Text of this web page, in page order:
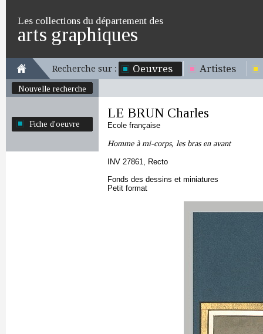
Les collections du département des
arts graphiques
Recherche sur : Oeuvres Artistes
Nouvelle recherche
Fiche d'oeuvre
LE BRUN Charles
Ecole française
Homme à mi-corps, les bras en avant
INV 27861, Recto
Fonds des dessins et miniatures
Petit format